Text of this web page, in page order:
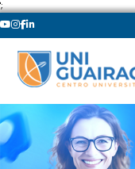
';